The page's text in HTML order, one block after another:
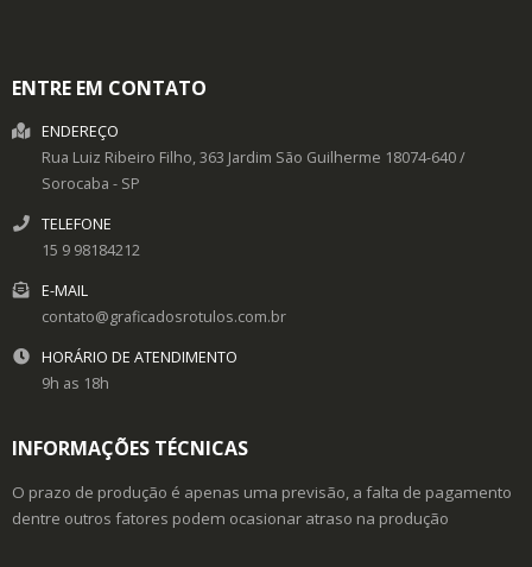
ENTRE EM CONTATO
ENDEREÇO
Rua Luiz Ribeiro Filho, 363 Jardim São Guilherme 18074-640/
Sorocaba - SP
TELEFONE
15 9 98184212
E-MAIL
contato@graficadosrotulos.com.br
HORÁRIO DE ATENDIMENTO
9h as 18h
INFORMAÇÕES TÉCNICAS
O prazo de produção é apenas uma previsão, a falta de pagamento
dentre outros fatores podem ocasionar atraso na produção